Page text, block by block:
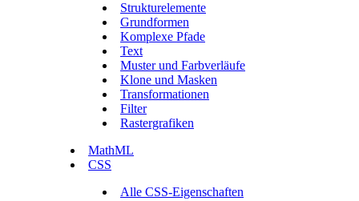
Strukturelemente
Grundformen
Komplexe Pfade
Text
Muster und Farbverläufe
Klone und Masken
Transformationen
Filter
Rastergrafiken
MathML
CSS
Alle CSS-Eigenschaften